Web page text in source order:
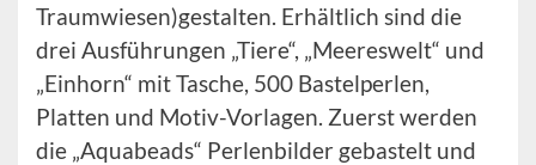
Traumwiesen)gestalten. Erhältlich sind die
drei Ausführungen „Tiere“, „Meereswelt“ und
„Einhorn“ mit Tasche, 500 Bastelperlen,
Platten und Motiv-Vorlagen. Zuerst werden
die „Aquabeads“ Perlenbilder gebastelt und